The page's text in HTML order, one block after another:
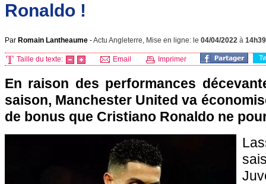
Ronaldo !
Par Romain Lantheaume -Actu Angleterre, Mise en ligne: le 04/04/2022 à 14h39
Taille du texte: Email Imprimer
En raison des performances
saison, Manchester United va
de bonus que Cristiano Ronaldo ne